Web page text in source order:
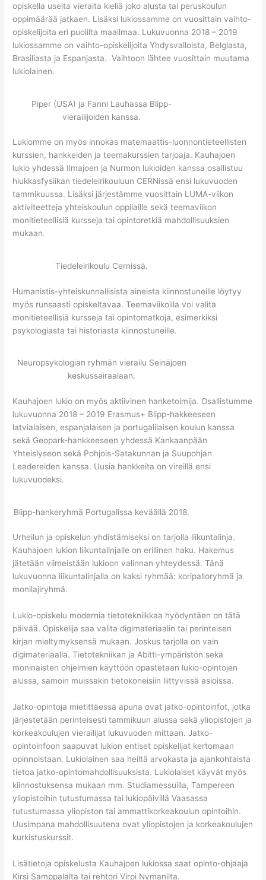
opiskella useita vieraita kieliä joko alusta tai peruskoulun
oppimäärää jatkaen. Lisäksi lukiossamme on vuosittain vaihto-
opiskelijoita eri puolilta maailmaa. Lukuvuonna 2018 – 2019
lukiossamme on vaihto-opiskelijoita Yhdysvalloista, Belgiasta,
Brasiliasta ja Espanjasta. Vaihtoon lähtee vuosittain muutama
lukiolainen.
Piper (USA) ja Fanni Lauhassa Blipp-
vierailijoiden kanssa.
Lukiomme on myös innokas matemaattis-luonnontieteellisten
kurssien, hankkeiden ja teemakurssien tarjoaja. Kauhajoen
lukio yhdessä Ilmajoen ja Nurmon lukioiden kanssa osallistuu
hiukkasfysiikan tiedeleirikouluun CERNissä ensi lukuvuoden
tammikuussa. Lisäksi järjestämme vuosittain LUMA-viikon
aktiviteetteja yhteiskoulun oppilaille sekä teemaviikon
monitieteellisiä kursseja tai opintoretkiä mahdollisuuksien
mukaan.
Tiedeleirikoulu Cernissä.
Humanistis-yhteiskunnallisista aineista kiinnostuneille löytyy
myös runsaasti opiskeltavaa. Teemaviikoilla voi valita
monitieteellisiä kursseja tai opintomatkoja, esimerkiksi
psykologiasta tai historiasta kiinnostuneille.
Neuropsykologian ryhmän vierailu Seinäjoen
keskussairaalaan.
Kauhajoen lukio on myös aktiivinen hanketoimija. Osallistumme
lukuvuonna 2018 – 2019 Erasmus+ Blipp-hakkeeseen
latvialaisen, espanjalaisen ja portugalilaisen koulun kanssa
sekä Geopark-hankkeeseen yhdessä Kankaanpään
Yhteislyseon sekä Pohjois-Satakunnan ja Suupohjan
Leadereiden kanssa. Uusia hankkeita on vireillä ensi
lukuvuodeksi.
Blipp-hankeryhmä Portugalissa keväällä 2018.
Urheilun ja opiskelun yhdistämiseksi on tarjolla liikuntalinja.
Kauhajoen lukion liikuntalinjalle on erillinen haku. Hakemus
jätetään viimeistään lukioon valinnan yhteydessä. Tänä
lukuvuonna liikuntalinjalla on kaksi ryhmää: koripalloryhmä ja
monilajiryhmä.
Lukio-opiskelu modernia tietotekniikkaa hyödyntäen on tätä
päivää. Opiskelija saa valita digimateriaalin tai perinteisen
kirjan mieltymyksensä mukaan. Joskus tarjolla on vain
digimateriaalia. Tietotekniikan ja Abitti-ympäristön sekä
moninaisten ohjelmien käyttöön opastetaan lukio-opintojen
alussa, samoin muissakin tietokoneisiin liittyvissä asioissa.
Jatko-opintoja mietittäessä apuna ovat jatko-opintoinfot, jotka
järjestetään perinteisesti tammikuun alussa sekä yliopistojen ja
korkeakoulujen vierailijat lukuvuoden mittaan. Jatko-
opintoinfoon saapuvat lukion entiset opiskelijat kertomaan
opinnoistaan. Lukiolainen saa heiltä arvokasta ja ajankohtaista
tietoa jatko-opintomahdollisuuksista. Lukiolaiset käyvät myös
kiinnostuksensa mukaan mm. Studiamessuilla, Tampereen
yliopistoihin tutustumassa tai lukiopäivillä Vaasassa
tutustumassa yliopiston tai ammattikorkeakoulun opintoihin.
Uusimpana mahdollisuutena ovat yliopistojen ja korkeakoulujen
kurkistuskurssit.
Lisätietoja opiskelusta Kauhajoen lukiossa saat opinto-ohjaaja
Kirsi Samppalalta tai rehtori Virpi Nymanilta.